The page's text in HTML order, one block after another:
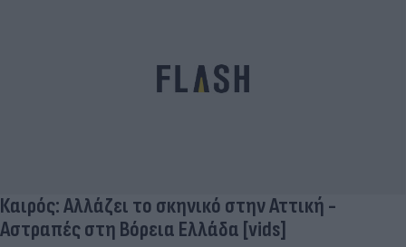
Καιρός: Αλλάζει το σκηνικό στην Αττική -
Αστραπές στη Βόρεια Ελλάδα [vids]